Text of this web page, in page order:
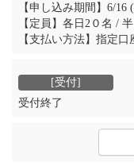
【申し込み期間】6/16
【定員】各日2０名 /
【支払い方法】指定
受付終了